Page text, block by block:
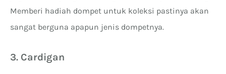
Memberi hadiah dompet untuk koleksi pastinya akan
sangat berguna apapun jenis dompetnya.
3. Cardigan